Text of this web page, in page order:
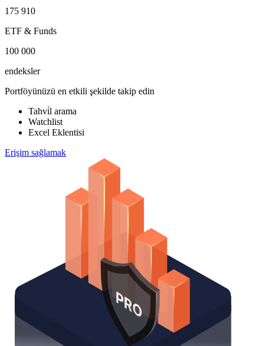
175 910
ETF & Funds
100 000
endeksler
Portföyünüzü en etkili şekilde takip edin
Tahvi̇l arama
Watchlist
Excel Eklentisi
Erişim sağlamak